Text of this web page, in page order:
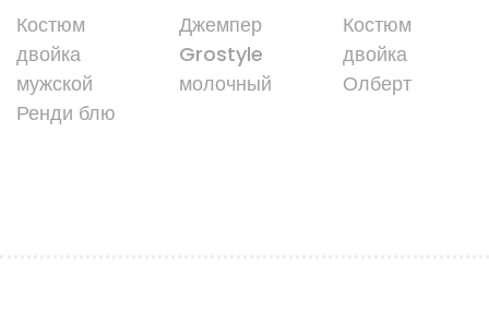
Костюм
двойка
мужской
Ренди блю
Джемпер
Grostyle
молочный
Костюм
двойка
Олберт